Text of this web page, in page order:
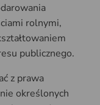
rolnymi,
publicznego.
z prawa
określonych